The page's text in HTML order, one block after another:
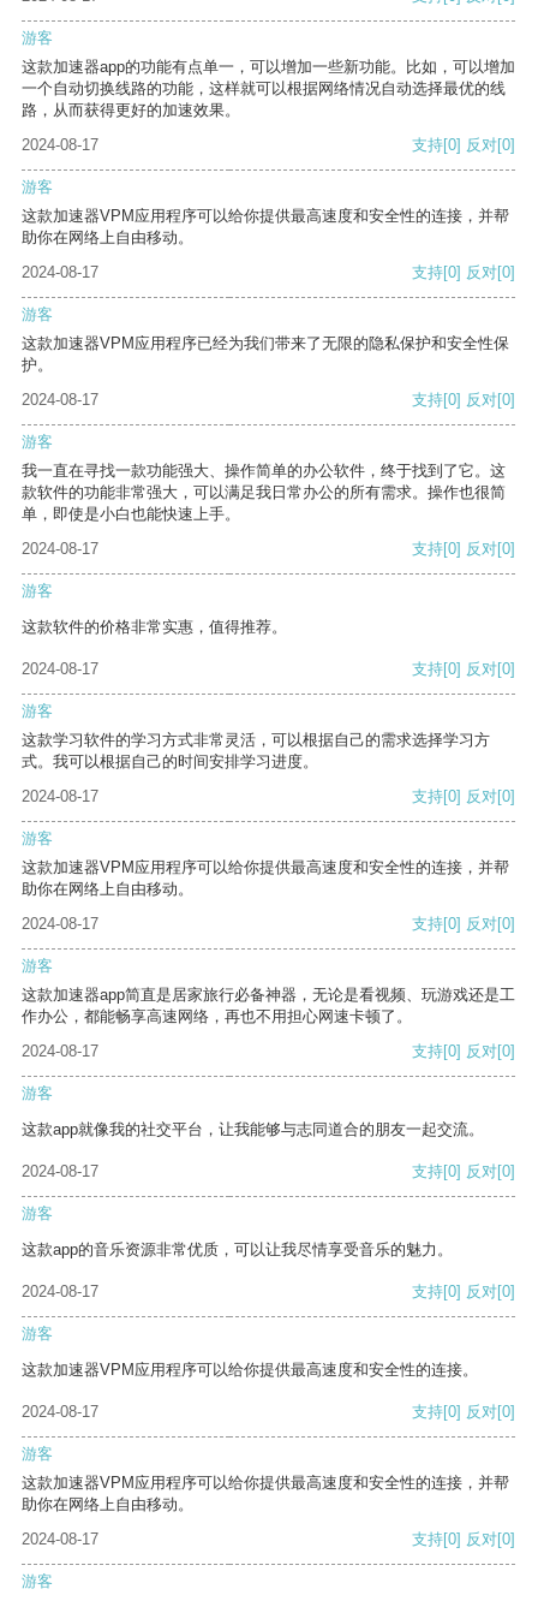
游客
这款加速器app的功能有点单一，可以增加一些新功能。比如，可以增加
一个自动切换线路的功能，这样就可以根据网络情况自动选择最优的线
路，从而获得更好的加速效果。
2024-08-17
支持[0] 反对[0]
游客
这款加速器VPM应用程序可以给你提供最高速度和安全性的连接，并帮
助你在网络上自由移动。
2024-08-17
支持[0] 反对[0]
游客
这款加速器VPM应用程序已经为我们带来了无限的隐私保护和安全性保
护。
2024-08-17
支持[0] 反对[0]
游客
我一直在寻找一款功能强大、操作简单的办公软件，终于找到了它。这
款软件的功能非常强大，可以满足我日常办公的所有需求。操作也很简
单，即使是小白也能快速上手。
2024-08-17
支持[0] 反对[0]
游客
这款软件的价格非常实惠，值得推荐。
2024-08-17 支持[0] 反对[0]
游客
这款学习软件的学习方式非常灵活，可以根据自己的需求选择学习方
式。我可以根据自己的时间安排学习进度。
2024-08-17
支持[0] 反对[0]
游客
这款加速器VPM应用程序可以给你提供最高速度和安全性的连接，并帮
助你在网络上自由移动。
2024-08-17
支持[0] 反对[0]
游客
这款加速器app简直是居家旅行必备神器，无论是看视频、玩游戏还是工
作办公，都能畅享高速网络，再也不用担心网速卡顿了。
2024-08-17
支持[0] 反对[0]
游客
这款app就像我的社交平台，让我能够与志同道合的朋友一起交流。
2024-08-17 支持[0] 反对[0]
游客
这款app的音乐资源非常优质，可以让我尽情享受音乐的魅力。
2024-08-17 支持[0] 反对[0]
游客
这款加速器VPM应用程序可以给你提供最高速度和安全性的连接。
2024-08-17 支持[0] 反对[0]
游客
这款加速器VPM应用程序可以给你提供最高速度和安全性的连接，并帮
助你在网络上自由移动。
2024-08-17
支持[0] 反对[0]
游客